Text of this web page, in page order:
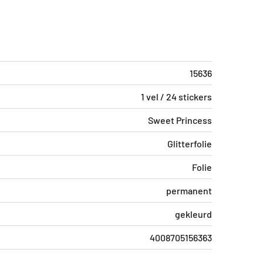
15636
1 vel / 24 stickers
Sweet Princess
Glitterfolie
Folie
permanent
gekleurd
4008705156363